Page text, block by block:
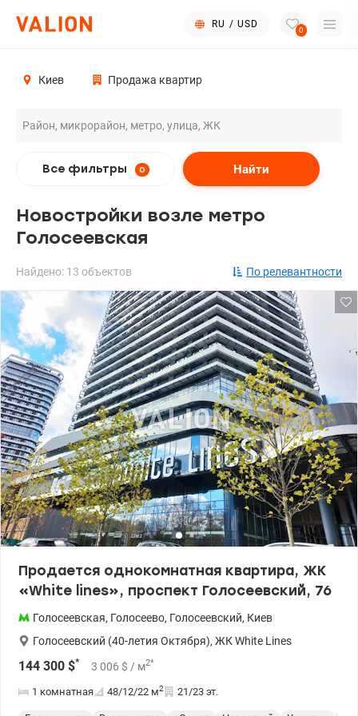
RU / USD
0
Киев Продажа квартир
Все фильтры 0 Найти
Новостройки возле метро
Голосеевская
Найдено: 13 объектов По релевантности
Продается однокомнатная квартира, ЖК
«White lines», проспект Голосеевский, 76
Голосеевская, Голосеево, Голосеевский, Киев
Голосеевский (40-летия Октября), ЖК White Lines
144 300 $* 3 006 $ / м2*
1 комнатная 48/12/22 м2 21/23 эт.